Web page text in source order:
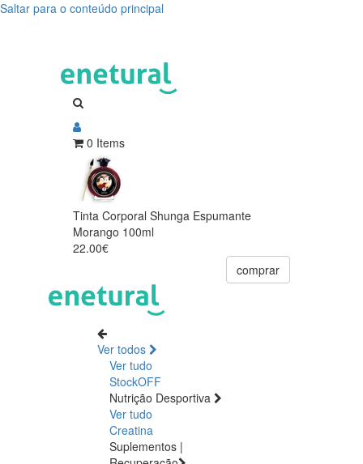
Saltar para o conteúdo principal
0 Items
Tinta Corporal Shunga Espumante
Morango 100ml
22.00€
comprar
Ver todos
Ver tudo
StockOFF
Nutrição Desportiva
Ver tudo
Creatina
Suplementos |